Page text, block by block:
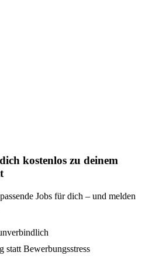
kostenlos zu deinem
Jobs für dich – und melden
statt Bewerbungsstress